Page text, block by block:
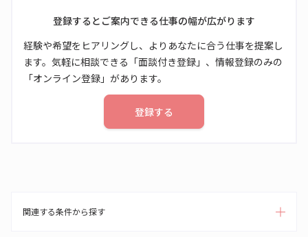
登録するとご案内できる仕事の幅が広がります
経験や希望をヒアリングし、よりあなたに合う仕事を提案し
ます。気軽に相談できる「面談付き登録」、情報登録のみの
「オンライン登録」があります。
登録する
関連する条件から探す